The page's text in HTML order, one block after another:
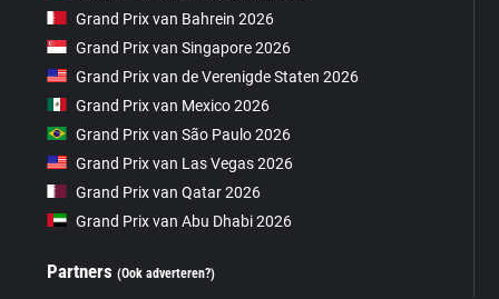
Grand Prix van Bahrein 2026
Grand Prix van Singapore 2026
Grand Prix van de Verenigde Staten 2026
Grand Prix van Mexico 2026
Grand Prix van São Paulo 2026
Grand Prix van Las Vegas 2026
Grand Prix van Qatar 2026
Grand Prix van Abu Dhabi 2026
Partners(Ook adverteren?)